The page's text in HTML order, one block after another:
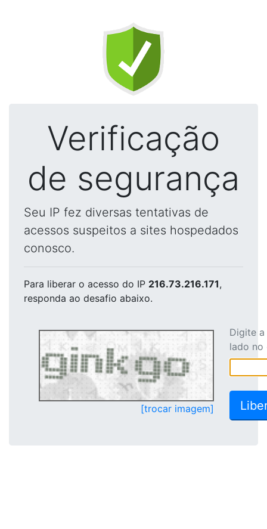
Verificação
de segurança
Seu IP fez diversas tentativas de
acessos suspeitos a sites hospedados
conosco.
Para liberar o acesso do IP 216.73.216.171,
responda ao desafio abaixo.
[trocar imagem]
Digite
lado no